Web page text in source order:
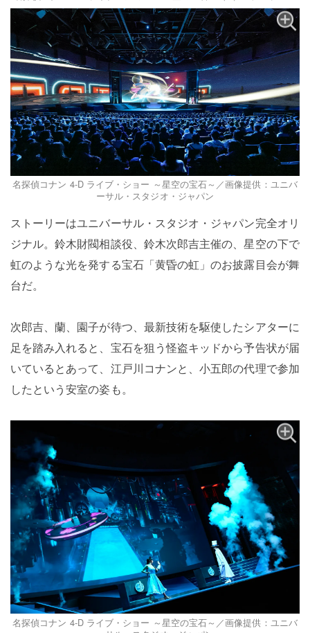
名探偵コナン 4-D ライブ・ショー ～星空の宝石～／画像提供：ユニバ
ーサル・スタジオ・ジャパン
ストーリーはユニバーサル・スタジオ・ジャパン完全オリ
ジナル。鈴木財閥相談役、鈴木次郎吉主催の、星空の下で
虹のような光を発する宝石「黄昏の虹」のお披露目会が舞
台だ。
次郎吉、蘭、園子が待つ、最新技術を駆使したシアターに
足を踏み入れると、宝石を狙う怪盗キッドから予告状が届
いているとあって、江戸川コナンと、小五郎の代理で参加
したという安室の姿も。
名探偵コナン 4-D ライブ・ショー ～星空の宝石～／画像提供：ユニバ